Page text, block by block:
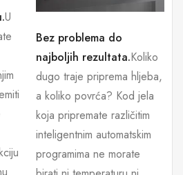
U
Bez problema do
najboljih rezultata.Koliko
dugo traje priprema hljeba,
a koliko povrća? Kod jela
koja pripremate različitim
inteligentnim automatskim
programima ne morate